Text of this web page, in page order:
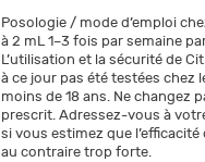
Posologie / mode d’emploi
à 2 mL 1–3 fois par semaine
L’utilisation et la sécurité de
à ce jour pas été testées chez
moins de 18 ans. Ne changez
prescrit. Adressez-vous à
si vous estimez que
au contraire trop forte.